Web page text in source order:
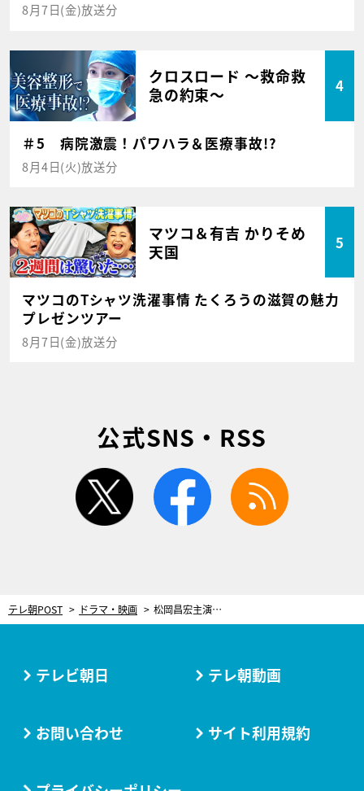
8月7日(金)放送分
クロスロード ～救命救
急の約束～
4
＃5 病院激震！パワハラ＆医療事故!?
8月4日(火)放送分
マツコ＆有吉 かりそめ
天国
5
マツコのTシャツ洗濯事情 たくろうの滋賀の魅力
プレゼンツアー
8月7日(金)放送分
公式SNS・RSS
twitter facebook
テレ朝POST ドラマ・映画 松岡昌宏主演『家政夫のミタゾノ』に豪華ゲスト陣！ベテランから若手まで全56名が一挙解禁
テレビ朝日 テレ朝動画
お問い合わせ サイト利用規約